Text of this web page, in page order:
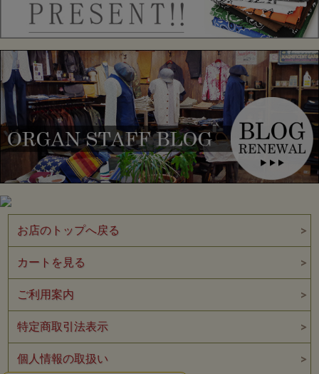
お店のトップへ戻る
カートを見る
ご利用案内
特定商取引法表示
個人情報の取扱い